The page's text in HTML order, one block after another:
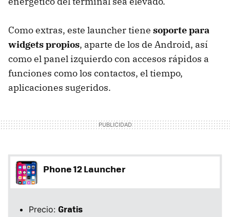
Como extras, este launcher tiene soporte para
widgets propios, aparte de los de Android, así
como el panel izquierdo con accesos rápidos a
funciones como los contactos, el tiempo,
aplicaciones sugeridos.
Phone 12 Launcher
Precio: Gratis